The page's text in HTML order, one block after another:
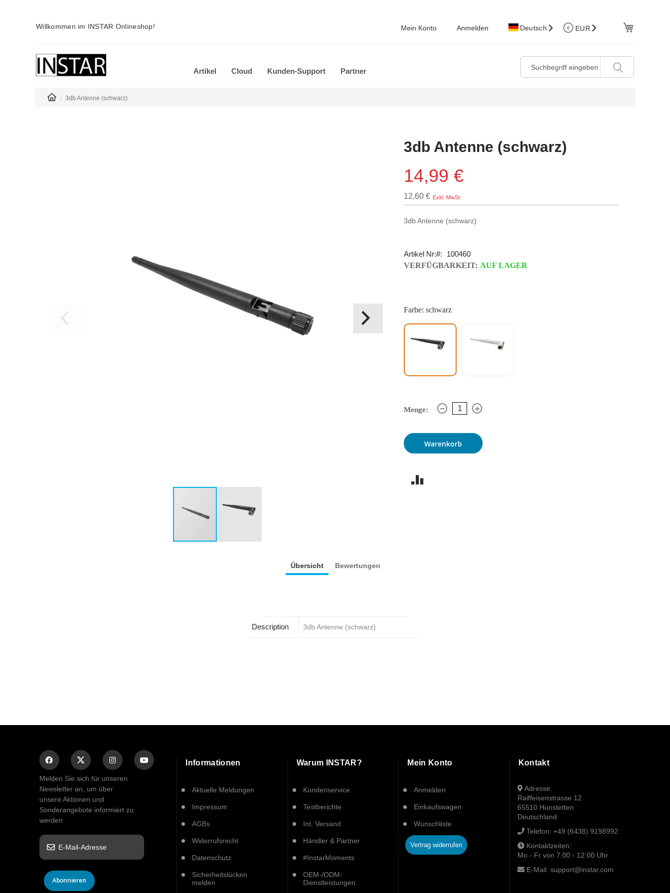
Willkommen im INSTAR Onlineshop! Mein Konto Anmelden Deutsch EUR
Artikel Cloud Kunden-Support Partner
3db Antenne (schwarz)
3db Antenne (schwarz)
14,99 €
12,60 €
3db Antenne (schwarz)
Artikel Nr:
100460
VERFÜGBARKEIT: AUF LAGER
Farbe: schwarz
Menge:
Warenkorb
Übersicht
Description 3db Antenne (schwarz)
Bewertungen
Melden Sie sich für unseren
Newsletter an, um über
unsere Aktionen und
Sonderangebote informiert zu
werden
Abonnieren
Informationen
Aktuelle Meldungen
Impressum
AGBs
Widerrufsrecht
Datenschutz
Sicherheitslücken
melden
Warum INSTAR?
Kundenservice
Testberichte
Int. Versand
Händler & Partner
#InstarMoments
OEM-/ODM-
Dienstleistungen
Mein Konto
Anmelden
Einkaufswagen
Wunschliste
Vertrag widerrufen
Kontakt
Adresse:
Raiffeisenstrasse 12
65510 Hünstetten
Deutschland
Telefon: +49 (6438) 9198992
Kontaktzeiten:
Mo - Fr von 7:00 - 12:00 Uhr
E-Mail: support@instar.com